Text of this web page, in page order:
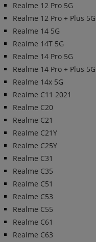
Realme 12 Pro 5G
Realme 12 Pro + Plus 5G
Realme 14 5G
Realme 14T 5G
Realme 14 Pro 5G
Realme 14 Pro + Plus 5G
Realme 14x 5G
Realme C11 2021
Realme C20
Realme C21
Realme C21Y
Realme C25Y
Realme C31
Realme C35
Realme C51
Realme C53
Realme C55
Realme C61
Realme C63